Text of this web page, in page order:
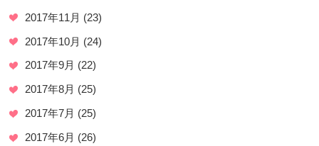
2017年11月 (23)
2017年10月 (24)
2017年9月 (22)
2017年8月 (25)
2017年7月 (25)
2017年6月 (26)